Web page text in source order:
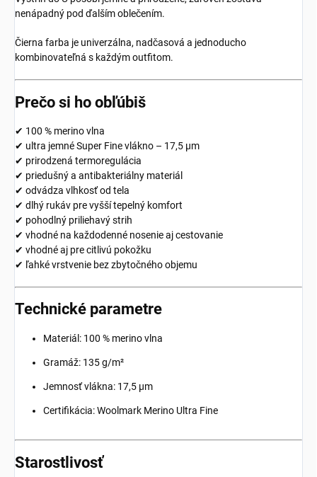
nenápadný pod ďalším oblečením.
Čierna farba je univerzálna, nadčasová a jednoducho
kombinovateľná s každým outfitom.
Prečo si ho obľúbiš
✔ 100 % merino vlna
✔ ultra jemné Super Fine vlákno – 17,5 µm
✔ prirodzená termoregulácia
✔ priedušný a antibakteriálny materiál
✔ odvádza vlhkosť od tela
✔ dlhý rukáv pre vyšší tepelný komfort
✔ pohodlný priliehavý strih
✔ vhodné na každodenné nosenie aj cestovanie
✔ vhodné aj pre citlivú pokožku
✔ ľahké vrstvenie bez zbytočného objemu
Technické parametre
Materiál: 100 % merino vlna
Gramáž: 135 g/m²
Jemnosť vlákna: 17,5 µm
Certifikácia: Woolmark Merino Ultra Fine
Starostlivosť